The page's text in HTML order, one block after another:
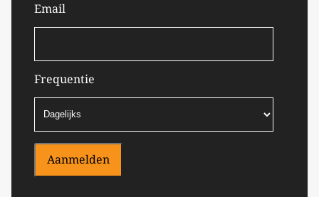
Email
Frequentie
Aanmelden